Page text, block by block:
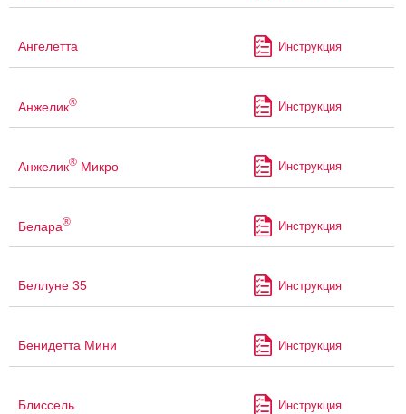
Ангелетта Инструкция
Анжелик® Инструкция
Анжелик® Микро Инструкция
Белара® Инструкция
Беллуне 35 Инструкция
Бенидетта Мини Инструкция
Блиссель Инструкция